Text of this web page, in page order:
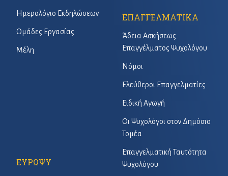
Ημερολόγιο Εκδηλώσεων
Ομάδες Εργασίας
Μέλη
ΕΠΑΓΓΕΛΜΑΤΙΚΑ
Άδεια Ασκήσεως
Επαγγέλματος Ψυχολόγου
Νόμοι
Ελεύθεροι Επαγγελματίες
Ειδική Αγωγή
Οι Ψυχολόγοι στον Δημόσιο
Τομέα
Επαγγελματική Ταυτότητα
Ψυχολόγου
ΕΥΡΩΨΥ